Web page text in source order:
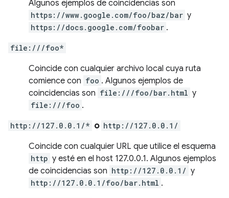
Algunos ejemplos de coincidencias son
https://www.google.com/foo/baz/bar y
https://docs.google.com/foobar .
file:///foo*
Coincide con cualquier archivo local cuya ruta
comience con foo . Algunos ejemplos de
coincidencias son file:///foo/bar.html y
file:///foo .
http://127.0.0.1/* o http://127.0.0.1/
Coincide con cualquier URL que utilice el esquema
http y esté en el host 127.0.0.1. Algunos ejemplos
de coincidencias son http://127.0.0.1/ y
http://127.0.0.1/foo/bar.html .